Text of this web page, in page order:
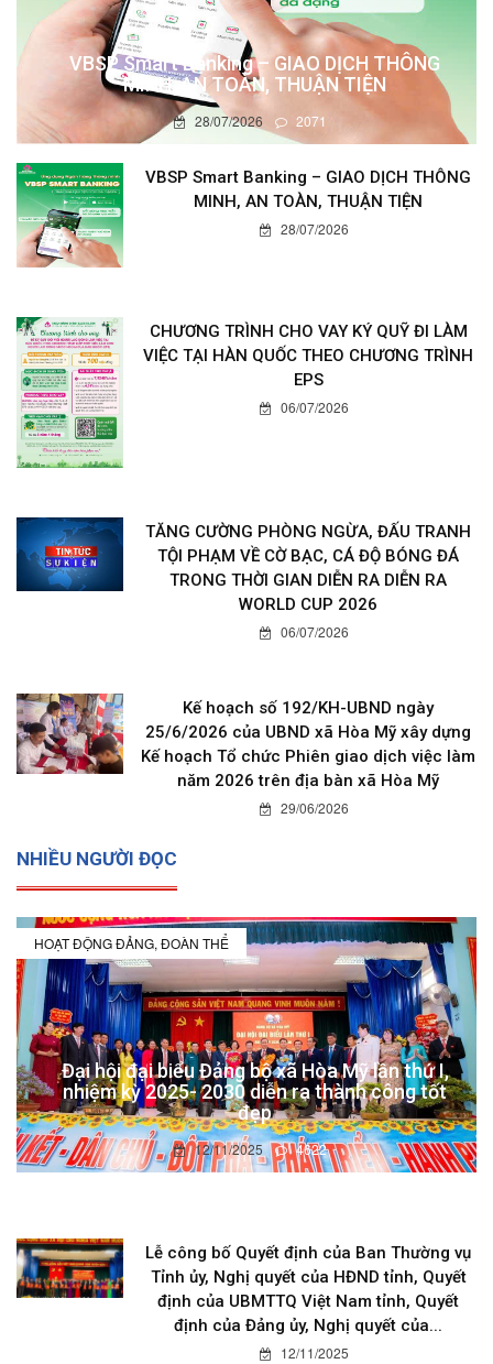
VBSP Smart Banking – GIAO DỊCH THÔNG
MINH, AN TOÀN, THUẬN TIỆN
28/07/2026 2071
VBSP Smart Banking – GIAO DỊCH THÔNG
MINH, AN TOÀN, THUẬN TIỆN
28/07/2026
CHƯƠNG TRÌNH CHO VAY KÝ QUỸ ĐI LÀM
VIỆC TẠI HÀN QUỐC THEO CHƯƠNG TRÌNH
EPS
06/07/2026
TĂNG CƯỜNG PHÒNG NGỪA, ĐẤU TRANH
TỘI PHẠM VỀ CỜ BẠC, CÁ ĐỘ BÓNG ĐÁ
TRONG THỜI GIAN DIỄN RA DIỄN RA
WORLD CUP 2026
06/07/2026
Kế hoạch số 192/KH-UBND ngày
25/6/2026 của UBND xã Hòa Mỹ xây dựng
Kế hoạch Tổ chức Phiên giao dịch việc làm
năm 2026 trên địa bàn xã Hòa Mỹ
29/06/2026
NHIỀU NGƯỜI ĐỌC
HOẠT ĐỘNG ĐẢNG, ĐOÀN THỂ
Đại hội đại biểu Đảng bộ xã Hòa Mỹ lần thứ I,
nhiệm kỳ 2025- 2030 diễn ra thành công tốt
đẹp
12/11/2025 4622
Lễ công bố Quyết định của Ban Thường vụ
Tỉnh ủy, Nghị quyết của HĐND tỉnh, Quyết
định của UBMTTQ Việt Nam tỉnh, Quyết
định của Đảng ủy, Nghị quyết của...
12/11/2025